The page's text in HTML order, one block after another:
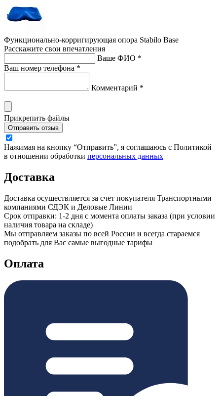
Функционально-корригирующая опора Stabilo Base
Расскажите свои впечатления
Ваше ФИО *
Ваш номер телефона *
Комментарий *
Прикрепить файлы
Отправить отзыв
Нажимая на кнопку “Отправить”, я соглашаюсь с Политикой
в отношении обработки персональных данных
Доставка
Доставка осуществляется за счет покупателя Транспортными
компаниями СДЭК и Деловые Линии
Срок отправки: 1-2 дня с момента оплаты заказа (при условии
наличия товара на складе)
Мы отправляем заказы по всей России и всегда стараемся
подобрать для Вас самые выгодные тарифы
Оплата